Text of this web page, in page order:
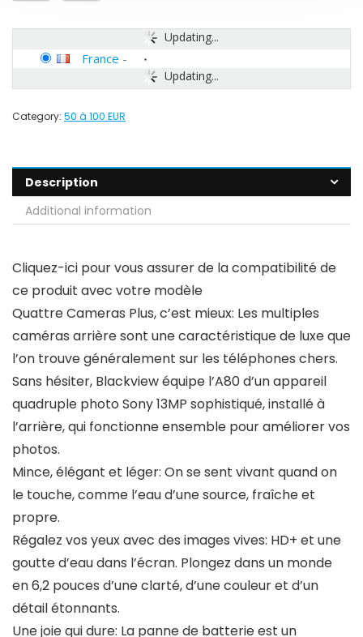
Updating...
Updating...
France -
Category: 50 à 100 EUR
Description
Additional information
Cliquez-ici pour vous assurer de la compatibilité de
ce produit avec votre modèle
Quattre Cameras Plus, c’est mieux: Les multiples
caméras arrière sont une caractéristique de luxe que
l’on trouve généralement sur les téléphones chers.
Sans hésiter, Blackview équipe l’A80 d’un appareil
quadruple photo Sony 13MP sophistiqué, installé à
l’arrière, qui fonctionne ensemble pour améliorer vos
photos.
Mince, élégant et léger: On se sent vivant quand on
le touche, comme l’eau d’une source, fraîche et
propre.
Régalez vos yeux avec des images vives: HD+ et une
goutte d’eau dans l’écran. Plongez dans un monde
en 6,2 pouces d’une clarté, d’une couleur et d’un
détail étonnants.
Une joie qui dure: La panne de batterie est un